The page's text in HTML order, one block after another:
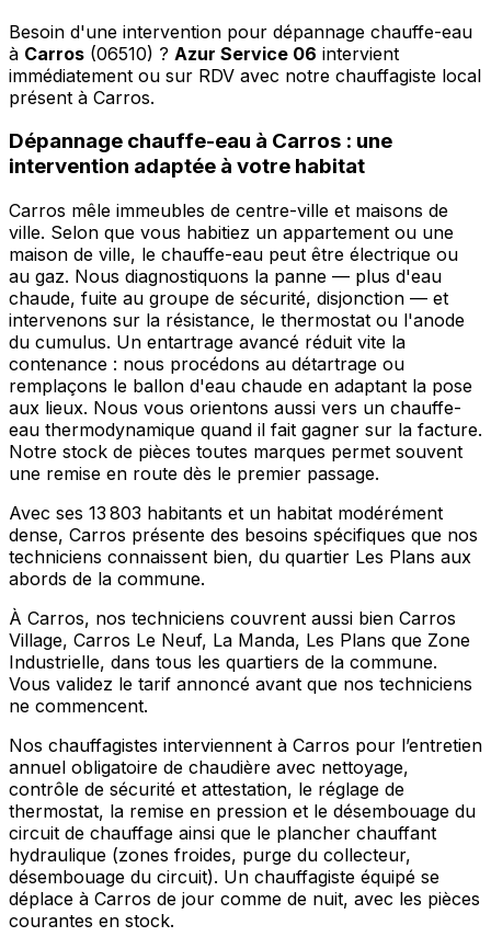
Besoin d'une intervention pour dépannage chauffe-eau
à Carros (06510) ? Azur Service 06 intervient
immédiatement ou sur RDV avec notre chauffagiste local
présent à Carros.
Dépannage chauffe-eau à Carros : une
intervention adaptée à votre habitat
Carros mêle immeubles de centre-ville et maisons de
ville. Selon que vous habitiez un appartement ou une
maison de ville, le chauffe-eau peut être électrique ou
au gaz. Nous diagnostiquons la panne — plus d'eau
chaude, fuite au groupe de sécurité, disjonction — et
intervenons sur la résistance, le thermostat ou l'anode
du cumulus. Un entartrage avancé réduit vite la
contenance : nous procédons au détartrage ou
remplaçons le ballon d'eau chaude en adaptant la pose
aux lieux. Nous vous orientons aussi vers un chauffe-
eau thermodynamique quand il fait gagner sur la facture.
Notre stock de pièces toutes marques permet souvent
une remise en route dès le premier passage.
Avec ses 13 803 habitants et un habitat modérément
dense, Carros présente des besoins spécifiques que nos
techniciens connaissent bien, du quartier Les Plans aux
abords de la commune.
À Carros, nos techniciens couvrent aussi bien Carros
Village, Carros Le Neuf, La Manda, Les Plans que Zone
Industrielle, dans tous les quartiers de la commune.
Vous validez le tarif annoncé avant que nos techniciens
ne commencent.
Nos chauffagistes interviennent à Carros pour l’entretien
annuel obligatoire de chaudière avec nettoyage,
contrôle de sécurité et attestation, le réglage de
thermostat, la remise en pression et le désembouage du
circuit de chauffage ainsi que le plancher chauffant
hydraulique (zones froides, purge du collecteur,
désembouage du circuit). Un chauffagiste équipé se
déplace à Carros de jour comme de nuit, avec les pièces
courantes en stock.